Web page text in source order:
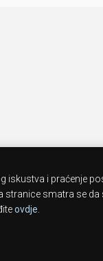
i praćenje
smatra se da
ovdje